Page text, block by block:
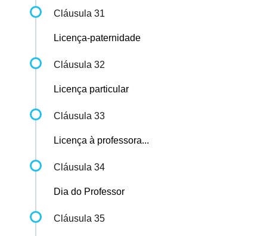
Cláusula 31
Licença-paternidade
Cláusula 32
Licença particular
Cláusula 33
Licença à professora...
Cláusula 34
Dia do Professor
Cláusula 35